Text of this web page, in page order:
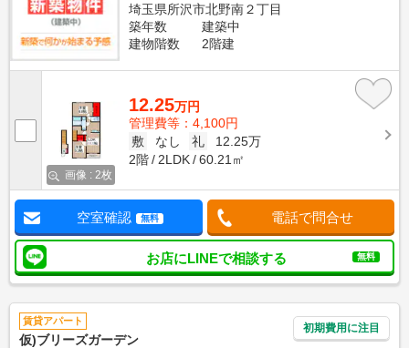
埼玉県所沢市北野南２丁目
築年数
建築中
建物階数
2階建
画像 : 2枚
12.25万円
管理費等：4,100円
敷
なし 礼
12.25万
2階
2LDK 60.21㎡
空室確認 無料 電話で問合せ
お店にLINEで相談する 無料
賃貸アパート
仮)ブリーズガーデン
初期費用に注目